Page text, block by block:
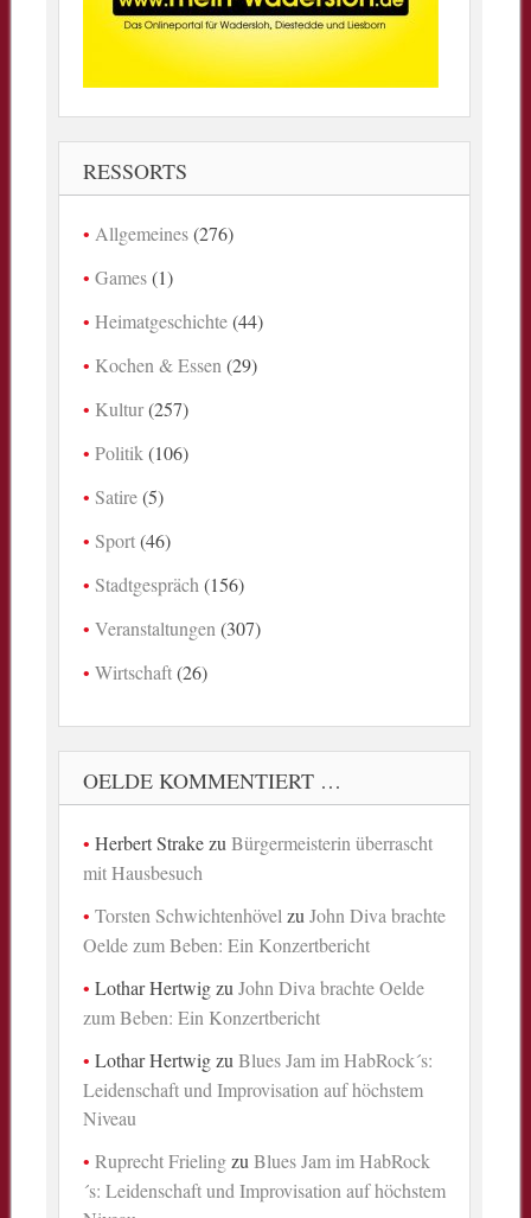
RESSORTS
Allgemeines(276)
Games(1)
Heimatgeschichte(44)
Kochen & Essen (29)
Kultur(257)
Politik (106)
Satire(5)
Sport(46)
Stadtgespräch (156)
Veranstaltungen (307)
Wirtschaft(26)
OELDE KOMMENTIERT …
Herbert StrakezuBürgermeisterin überrascht
mit Hausbesuch
Torsten Schwichtenhövel zuJohn Diva brachte
Oelde zum Beben: Ein Konzertbericht
Lothar HertwigzuJohn Diva brachte Oelde
zum Beben: Ein Konzertbericht
Lothar HertwigzuBlues Jam im HabRock´s:
Leidenschaft und Improvisation auf höchstem
Niveau
Ruprecht FrielingzuBlues Jam im HabRock
´s: Leidenschaft und Improvisation auf höchstem